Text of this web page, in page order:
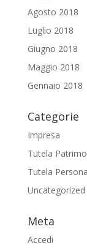
Agosto 2018
Luglio 2018
Giugno 2018
Maggio 2018
Gennaio 2018
Categorie
Impresa
Tutela
Tutela Persona
Uncategorized
Meta
Accedi